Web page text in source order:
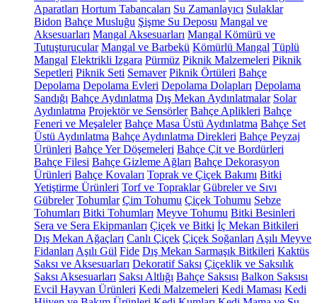
Aparatları Hortum Tabancaları Su Zamanlayıcı Sulaklar
Bidon Bahçe Musluğu Şişme Su Deposu Mangal ve
Aksesuarları Mangal Aksesuarları Mangal Kömürü ve
Tutuşturucular Mangal ve Barbekü Kömürlü Mangal Tüplü
Mangal Elektrikli Izgara Pürmüz Piknik Malzemeleri Piknik
Sepetleri Piknik Seti Semaver Piknik Örtüleri Bahçe
Depolama Depolama Evleri Depolama Dolapları Depolama
Sandığı Bahçe Aydınlatma Dış Mekan Aydınlatmalar Solar
Aydınlatma Projektör ve Sensörler Bahçe Aplikleri Bahçe
Feneri ve Meşaleler Bahçe Masa Üstü Aydınlatma Bahçe Set
Üstü Aydınlatma Bahçe Aydınlatma Direkleri Bahçe Peyzaj
Ürünleri Bahçe Yer Döşemeleri Bahçe Çit ve Bordürleri
Bahçe Filesi Bahçe Gizleme Ağları Bahçe Dekorasyon
Ürünleri Bahçe Kovaları Toprak ve Çiçek Bakımı Bitki
Yetiştirme Ürünleri Torf ve Topraklar Gübreler ve Sıvı
Gübreler Tohumlar Çim Tohumu Çiçek Tohumu Sebze
Tohumları Bitki Tohumları Meyve Tohumu Bitki Besinleri
Sera ve Sera Ekipmanları Çiçek ve Bitki İç Mekan Bitkileri
Dış Mekan Ağaçları Canlı Çiçek Çiçek Soğanları Aşılı Meyve
Fidanları Aşılı Gül Fide Dış Mekan Sarmaşık Bitkileri Kaktüs
Saksı ve Aksesuarları Dekoratif Saksı Çiçeklik ve Saksılık
Saksı Aksesuarları Saksı Altlığı Bahçe Saksısı Balkon Saksısı
Evcil Hayvan Ürünleri Kedi Malzemeleri Kedi Maması Kedi